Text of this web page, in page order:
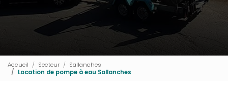
Accueil Secteur
Sallanches
Location de pompe à eau Sallanches